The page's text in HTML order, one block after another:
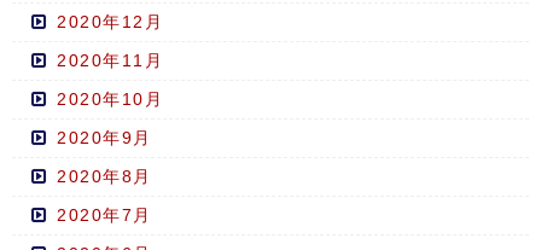
2020年12月
2020年11月
2020年10月
2020年9月
2020年8月
2020年7月